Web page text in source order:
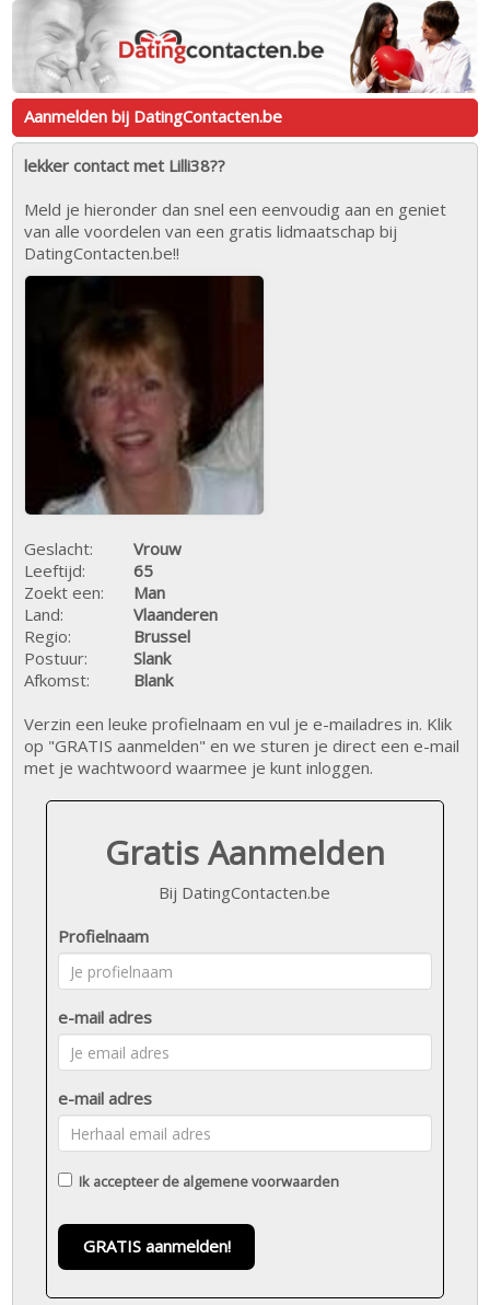
Aanmelden bij DatingContacten.be
lekker contact met Lilli38??
Meld je hieronder dan snel een eenvoudig aan en geniet
van alle voordelen van een gratis lidmaatschap bij
DatingContacten.be!!
Geslacht:
Vrouw
Leeftijd:
65
Zoekt een:
Man
Land:
Vlaanderen
Regio:
Brussel
Postuur:
Slank
Afkomst:
Blank
Verzin een leuke profielnaam en vul je e-mailadres in. Klik
op "GRATIS aanmelden" en we sturen je direct een e-mail
met je wachtwoord waarmee je kunt inloggen.
Gratis Aanmelden
Bij DatingContacten.be
Profielnaam
e-mail adres
e-mail adres
Ik accepteer de algemene voorwaarden
GRATIS aanmelden!